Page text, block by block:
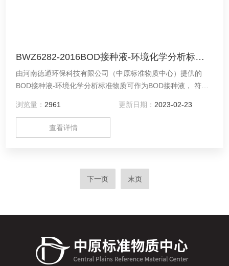
BWZ6282-2016BOD接种液-环境化学分析标准物质
由河南德通环保科技有限公司（中原标准物质中心）提供的
BOD接种液-环境化学分析标准物质可作为BOD接种液， 符合
浏览量： 2961 更新日期： 2023-02-23
查看详情
下一页 末页